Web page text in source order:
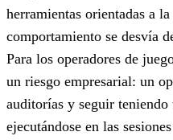
herramientas orientadas a
comportamiento se desvía
Para los operadores de
un riesgo empresarial: un
auditorías y seguir
ejecutándose en las